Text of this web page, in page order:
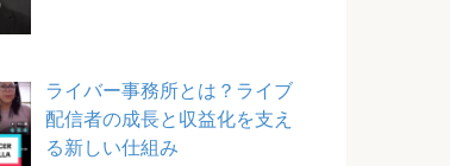
ライバー事務所とは？ライブ
配信者の成長と収益化を支え
る新しい仕組み